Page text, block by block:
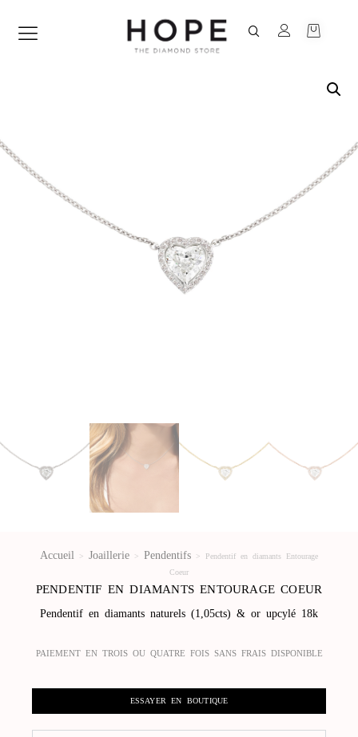
Accueil > Joaillerie > Pendentifs > Pendentif en diamants Entourage
Coeur
PENDENTIF EN DIAMANTS ENTOURAGE COEUR
Pendentif en diamants naturels (1,05cts) & or upcylé 18k
PAIEMENT EN TROIS OU QUATRE FOIS SANS FRAIS DISPONIBLE
ESSAYER EN BOUTIQUE